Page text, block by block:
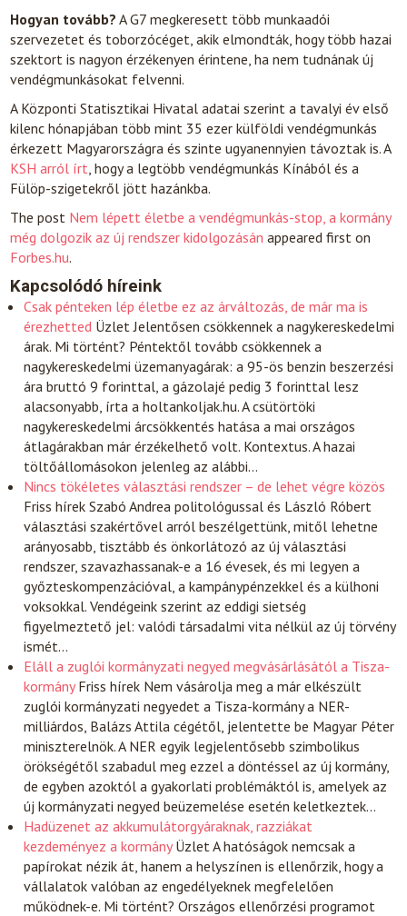
Hogyan tovább? A G7 megkeresett több munkaadói
szervezetet és toborzócéget, akik elmondták, hogy több hazai
szektort is nagyon érzékenyen érintene, ha nem tudnának új
vendégmunkásokat felvenni.
A Központi Statisztikai Hivatal adatai szerint a tavalyi év első
kilenc hónapjában több mint 35 ezer külföldi vendégmunkás
érkezett Magyarországra és szinte ugyanennyien távoztak is. A
KSH arról írt, hogy a legtöbb vendégmunkás Kínából és a
Fülöp-szigetekről jött hazánkba.
The post Nem lépett életbe a vendégmunkás-stop, a kormány
még dolgozik az új rendszer kidolgozásán appeared first on
Forbes.hu.
Kapcsolódó híreink
Csak pénteken lép életbe ez az árváltozás, de már ma is
érezhetted Üzlet Jelentősen csökkennek a nagykereskedelmi
árak. Mi történt? Péntektől tovább csökkennek a
nagykereskedelmi üzemanyagárak: a 95-ös benzin beszerzési
ára bruttó 9 forinttal, a gázolajé pedig 3 forinttal lesz
alacsonyabb, írta a holtankoljak.hu. A csütörtöki
nagykereskedelmi árcsökkentés hatása a mai országos
átlagárakban már érzékelhető volt. Kontextus. A hazai
töltőállomásokon jelenleg az alábbi…
Nincs tökéletes választási rendszer – de lehet végre közös
Friss hírek Szabó Andrea politológussal és László Róbert
választási szakértővel arról beszélgettünk, mitől lehetne
arányosabb, tisztább és önkorlátozó az új választási
rendszer, szavazhassanak-e a 16 évesek, és mi legyen a
győzteskompenzációval, a kampánypénzekkel és a külhoni
voksokkal. Vendégeink szerint az eddigi sietség
figyelmeztető jel: valódi társadalmi vita nélkül az új törvény
ismét…
Eláll a zuglói kormányzati negyed megvásárlásától a Tisza-
kormányFriss hírek Nem vásárolja meg a már elkészült
zuglói kormányzati negyedet a Tisza-kormány a NER-
milliárdos, Balázs Attila cégétől, jelentette be Magyar Péter
miniszterelnök. A NER egyik legjelentősebb szimbolikus
örökségétől szabadul meg ezzel a döntéssel az új kormány,
de egyben azoktól a gyakorlati problémáktól is, amelyek az
új kormányzati negyed beüzemelése esetén keletkeztek…
Hadüzenet az akkumulátorgyáraknak, razziákat
kezdeményez a kormányÜzletA hatóságok nemcsak a
papírokat nézik át, hanem a helyszínen is ellenőrzik, hogy a
vállalatok valóban az engedélyeknek megfelelően
működnek-e. Mi történt? Országos ellenőrzési programot